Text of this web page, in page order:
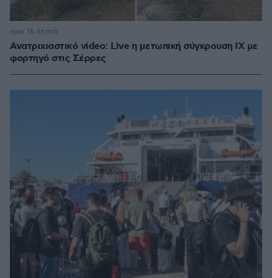
Ανατριχιαστικό video: Live η μετωπική σύγκρουση ΙΧ με
φορτηγό στις Σέρρες
πριν 16 λεπτά